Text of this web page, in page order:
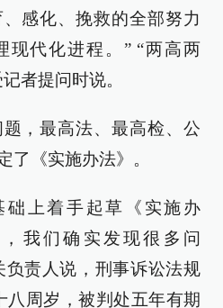
感化、挽救的全部努力
现代化进程。” “两高两
者提问时说。
，最高法、最高检、公
了《实施办法》。
础上着手起草《实施办
我们确实发现很多问
负责人说，刑事诉讼法规
八周岁，被判处五年有期